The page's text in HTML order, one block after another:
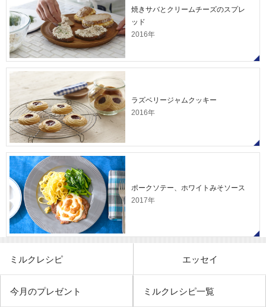
焼きサバとクリームチーズのスプレ
ッド
2016年
ラズベリージャムクッキー
2016年
ポークソテー、ホワイトみそソース
2017年
ミルクレシピ エッセイ
今月のプレゼント ミルクレシピ一覧